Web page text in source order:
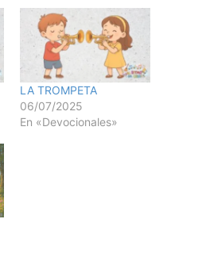
LA TROMPETA
06/07/2025
En «Devocionales»